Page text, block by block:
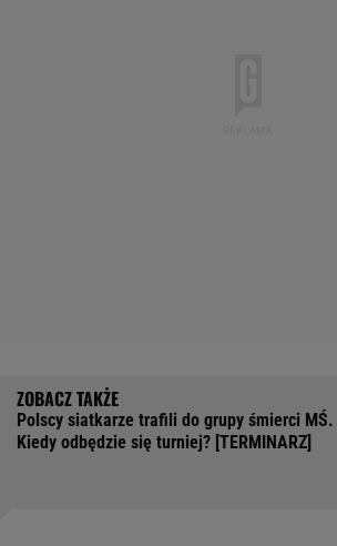
Polscy siatkarze trafili do grupy śmierci MŚ.
Kiedy odbędzie się turniej? [TERMINARZ]